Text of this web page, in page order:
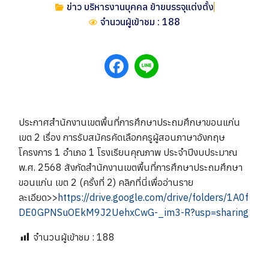
ข่าว บริหารงานบุคคล ย้ายบรรจุแต่งตั้ง
จำนวนผู้เข้าชม : 188
ประกาศสำนักงานเขตพื้นที่การศึกษาประถมศึกษาขอนแก่น
เขต 2 เรื่อง การรับสมัครคัดเลือกครูผู้สอนภาษาอังกฤษ
โครงการ 1 อำเภอ 1 โรงเรียนคุณภาพ ประจำปีงบประมาณ
พ.ศ. 2568 สังกัดสำนักงานเขตพื้นที่การศึกษาประถมศึกษา
ขอนแก่น เขต 2 (ครั้งที่ 2) คลิกที่นี่เพื่ออ่านราย
ละเอียด>> https://drive.google.com/drive/folders/1A0f
DE0GPNSuOEkM9J2UehxCwG-_im3-R?usp=sharing
จำนวนผู้เข้าชม : 188